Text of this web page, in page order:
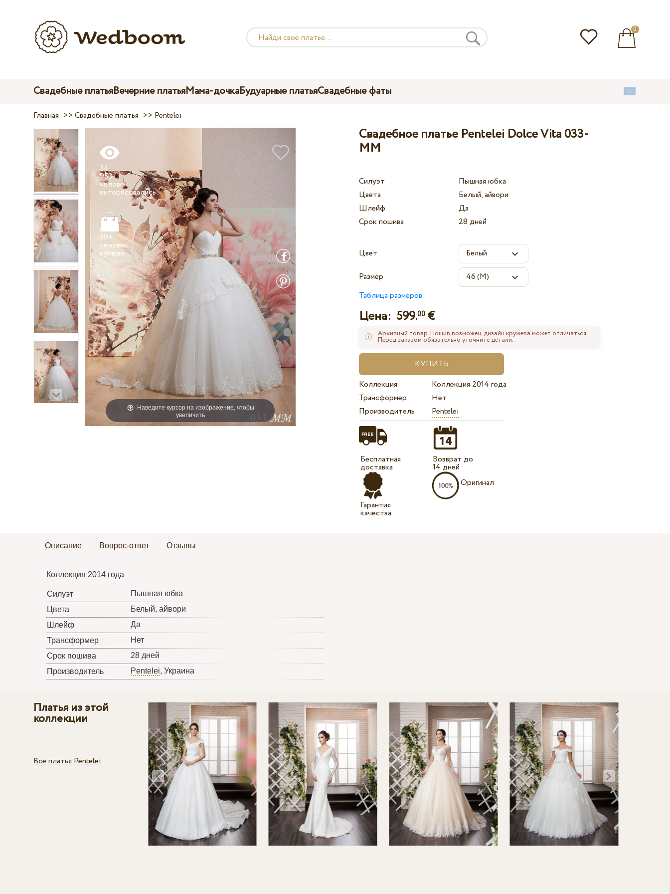
0
Свадебные платьяВечерние платьяМама-дочкаБудуарные платьяСвадебные фаты
Главная >>Свадебные платья >> Pentelei
Наведите курсор на изображение, чтобы
увеличить
34
953
человек
интересовались
30+
человек
купили
Свадебное платье Pentelei Dolce Vita 033-
MM
Силуэт
Пышная юбка
Цвета
Белый, айвори
Шлейф
Да
Срок пошива
28 дней
Цвет
Размер
Таблица размеров
Цена: 599.00 €
Архивный товар. Пошив возможен, дизайн кружева может отличаться.
Перед заказом обязательно уточните детали.
Коллекция
Коллекция 2014 года
Трансформер
Нет
Производитель
Pentelei
Бесплатная
доставка
Гарантия
качества
Возврат до
14 дней
Оригинал
Описание Вопрос-ответ Отзывы
Коллекция 2014 года
Силуэт
Пышная юбка
Цвета
Белый, айвори
Шлейф
Да
Трансформер
Нет
Срок пошива
28 дней
Производитель
Pentelei, Украина
Платья из этой
коллекции
Все платья Pentelei